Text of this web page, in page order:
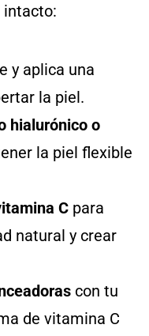
intacto:
y aplica una
la piel.
hialurónico o
la piel flexible
C para
natural y crear
con tu
de vitamina C